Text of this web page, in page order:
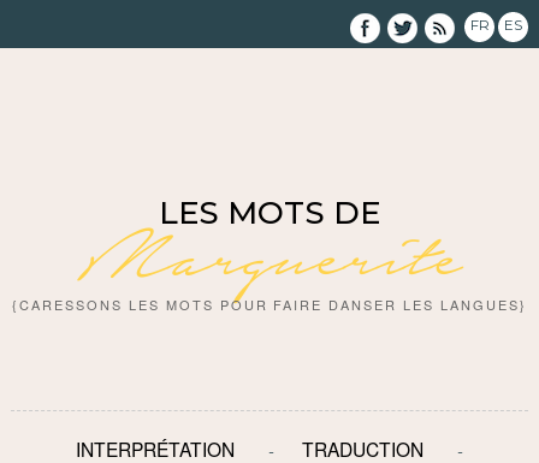
FR ES
LES MOTS DE
Marguerite
{CARESSONS LES MOTS POUR FAIRE DANSER LES LANGUES}
INTERPRÉTATION TRADUCTION